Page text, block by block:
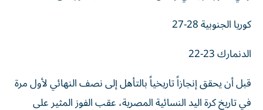
كوريا الجنوبية 28-27
الدنمارك 23-22
قبل أن يحقق إنجازاً تاريخياً بالتأهل إلى نصف النهائي لأول مرة
في تاريخ كرة اليد النسائية المصرية، عقب الفوز المثير على